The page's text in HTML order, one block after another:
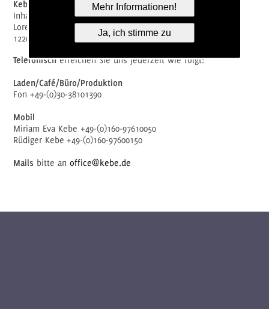
Mehr Informationen!
Ja, ich stimme zu
Kebe-Living
Inhaberin: Miriam Eva Kebe
Lorenzstraße 58
12209 Berlin
Telefonischerreichen Sie uns jederzeit wie folgt:
Laden/Café/Büro/Produktion
Fon +49-(0)30-38101390
Mobil
Miriam Eva Kebe +49-(0)160-97610050
Rüdiger Kebe +49-(0)160-97600150
Mails bitte anoffice@kebe.de